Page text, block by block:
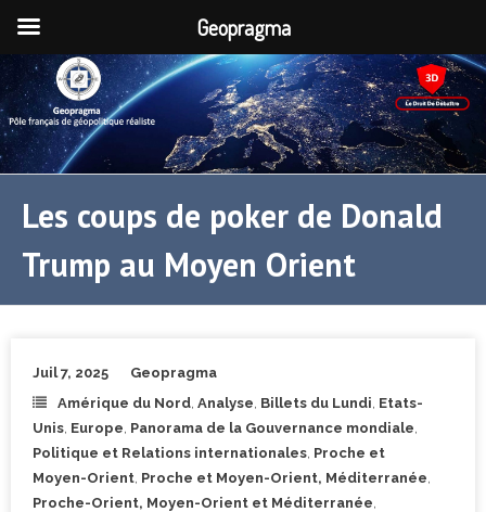
Les coups de poker de Donald
Trump au Moyen Orient
Juil 7, 2025
Geopragma
Amérique du Nord Analyse Billets du Lundi Etats-
Unis Europe Panorama de la Gouvernance mondiale
Politique et Relations internationales Proche et
Moyen-Orient Proche et Moyen-Orient, Méditerranée
Proche-Orient, Moyen-Orient et Méditerranée
Geopragma